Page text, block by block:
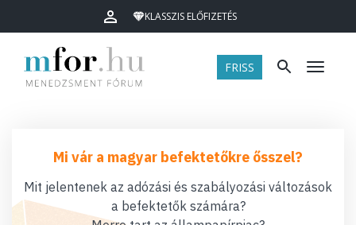
KLASSZIS ELŐFIZETÉS
FRISS Menü
Mi vár a magyar befektetőkre ősszel?
Mit jelentenek az adózási és szabályozási változások
a befektetők számára?